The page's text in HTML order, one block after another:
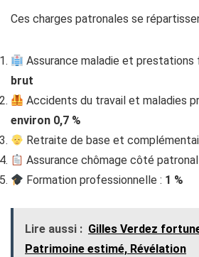
Ces charges patronales se
Assurance maladie et prestations
brut
Accidents du travail et maladies
environ 0,7 %
Retraite de base et
Assurance chômage côté
Formation professionnelle : 1 %
Lire aussi : Gilles Verdez
Patrimoine estimé, Révélation